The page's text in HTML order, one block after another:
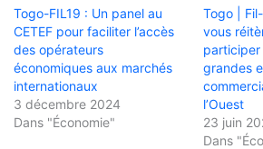
Togo-FIL19 : Un panel au
CETEF pour faciliter l’accès
des opérateurs
économiques aux marchés
internationaux
3 décembre 2024
Dans "Économie"
Togo |
vous
participer
grandes
l’Ouest
23 juin
Dans